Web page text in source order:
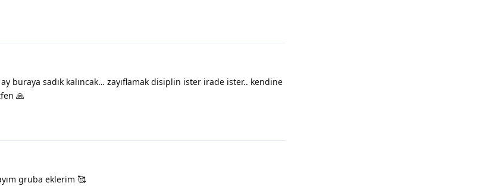
buraya sadık kalıncak… zayıflamak disiplin ister irade ister.. kendine
🙏
gruba eklerim 🥰